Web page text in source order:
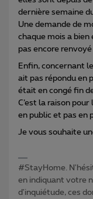
dernière semaine
Une demande de
chaque mois a bien
pas encore renvoyé
Enfin, concernant
ait pas répondu en
était en congé fin
C’est la raison
en public et pas en
Je vous souhaite
#StayHome.
en indiquant votre
d'inquiétude, ces